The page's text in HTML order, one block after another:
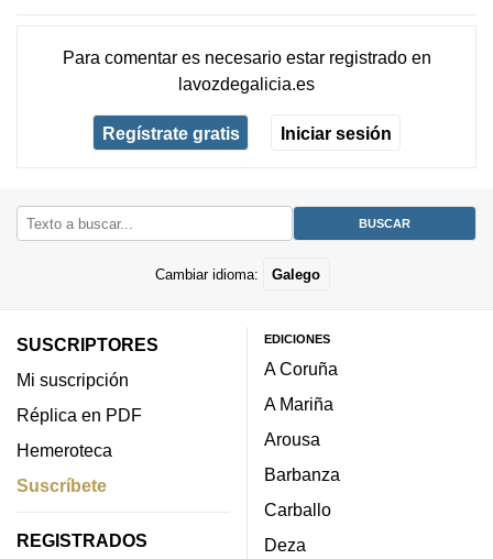
Para comentar es necesario estar registradoen
lavozdegalicia.es
Regístrate gratis Iniciar sesión
Cambiar idioma: Galego
SUSCRIPTORES
Mi suscripción
Réplica en PDF
Hemeroteca
Suscríbete
REGISTRADOS
EDICIONES
A Coruña
A Mariña
Arousa
Barbanza
Carballo
Deza